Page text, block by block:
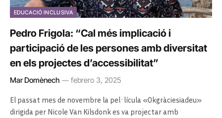
EDUCACIÓ INCLUSIVA
Pedro Frigola: “Cal més implicació i
participació de les persones amb diversitat
en els projectes d’accessibilitat”
Mar Domènech febrero 3, 2025
El passat mes de novembre la pel·lícula «Okgràciesiadeu»
dirigida per Nicole Van Kilsdonk es va projectar amb